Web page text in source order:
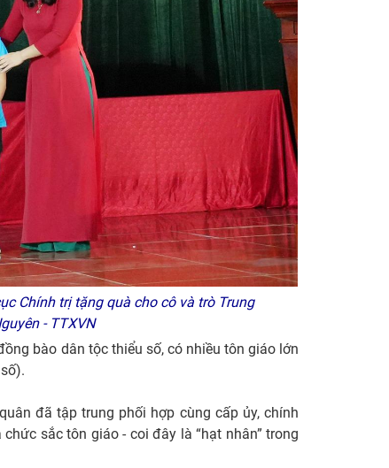
Chính trị tặng quà cho cô và trò Trung
- TTXVN
bào dân tộc thiểu số, có nhiều tôn giáo lớn
đã tập trung phối hợp cùng cấp ủy, chính
sắc tôn giáo - coi đây là “hạt nhân” trong